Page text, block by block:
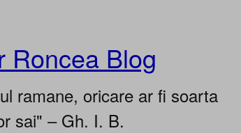
Roncea Blog
ramane, oricare ar fi soarta
sai" – Gh. I. B.